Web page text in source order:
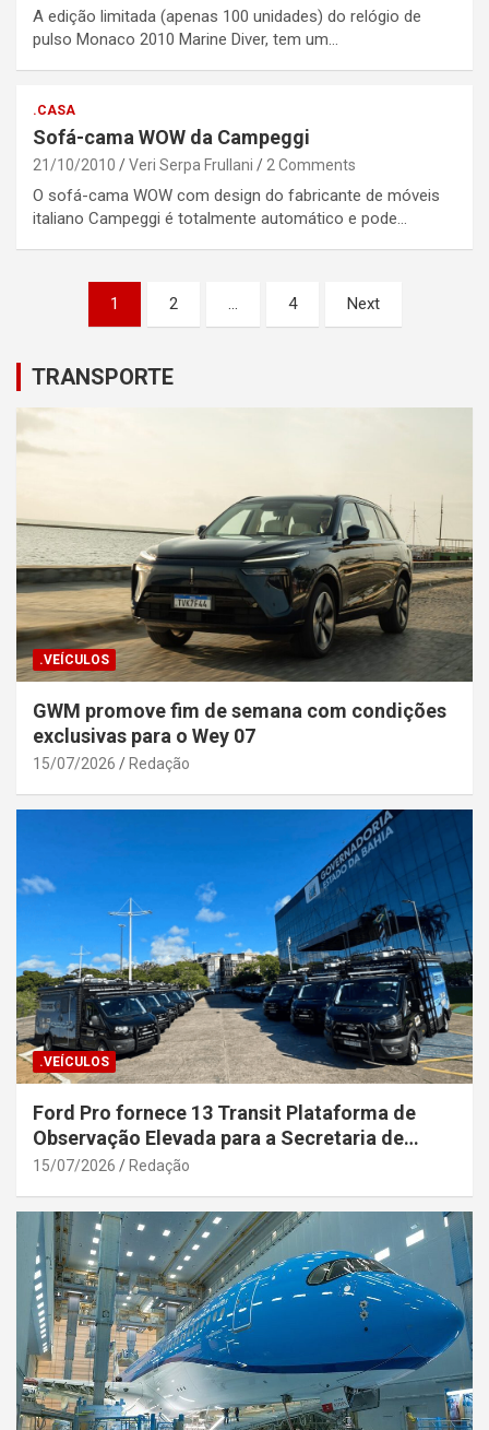
A edição limitada (apenas 100 unidades) do relógio de
pulso Monaco 2010 Marine Diver, tem um…
.CASA
Sofá-cama WOW da Campeggi
21/10/2010 Veri Serpa Frullani 2 Comments
O sofá-cama WOW com design do fabricante de móveis
italiano Campeggi é totalmente automático e pode…
pagination
1 2 … 4 Next
TRANSPORTE
.VEÍCULOS
GWM promove fim de semana com condições
exclusivas para o Wey 07
15/07/2026 Redação
.VEÍCULOS
Ford Pro fornece 13 Transit Plataforma de
Observação Elevada para a Secretaria de
Segurança Pública da Bahia
15/07/2026 Redação